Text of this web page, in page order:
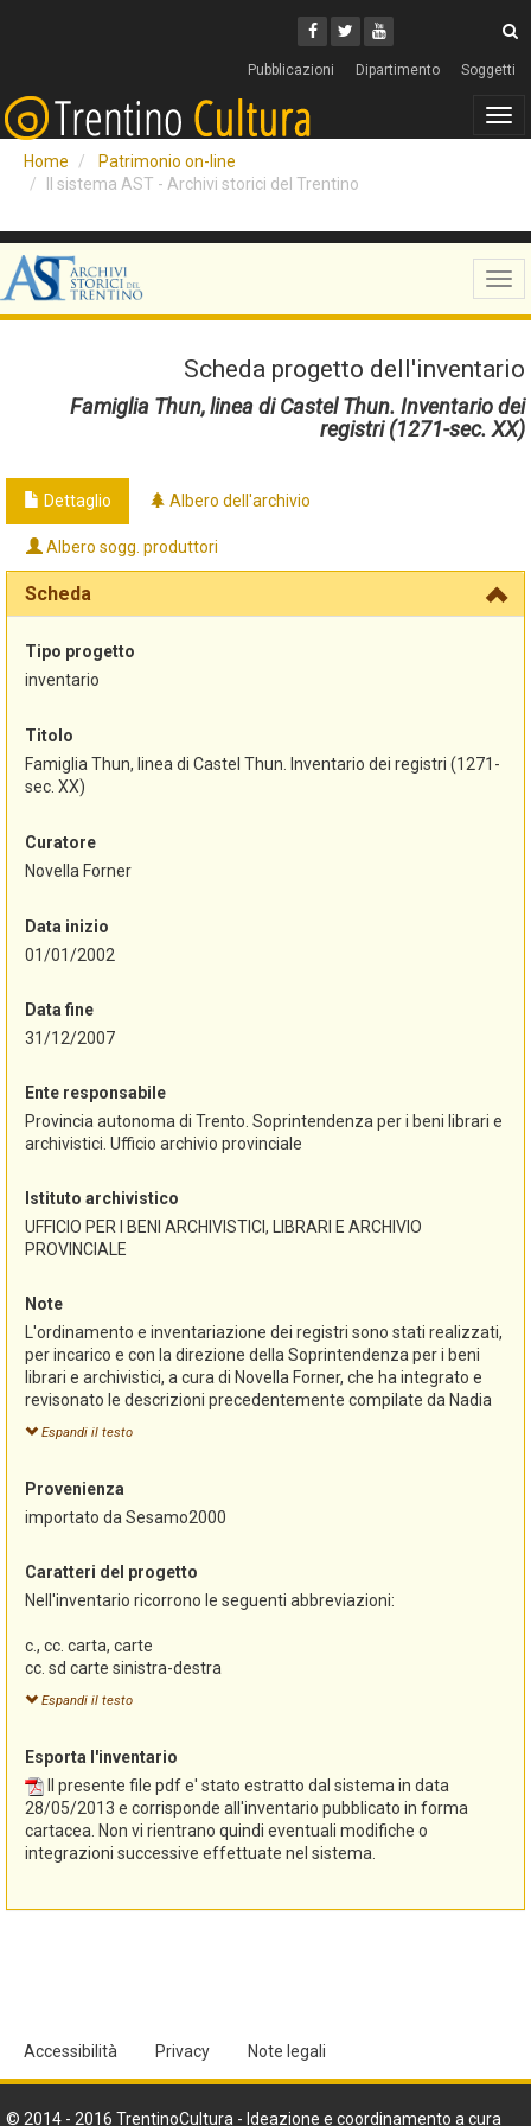
Facebook
Twitter
Youtube
Pubblicazioni Dipartimento Soggetti
Home
Patrimonio on-line
Il sistema AST - Archivi storici del Trentino
Scheda progetto dell'inventario
Famiglia Thun, linea di Castel Thun. Inventario dei
registri (1271-sec. XX)
Dettaglio Albero dell'archivio
Albero sogg. produttori
Scheda
Tipo progetto
inventario
Titolo
Famiglia Thun, linea di Castel Thun. Inventario dei registri (1271-
sec. XX)
Curatore
Novella Forner
Data inizio
01/01/2002
Data fine
31/12/2007
Ente responsabile
Provincia autonoma di Trento. Soprintendenza per i beni librari e
archivistici. Ufficio archivio provinciale
Istituto archivistico
UFFICIO PER I BENI ARCHIVISTICI, LIBRARI E ARCHIVIO
PROVINCIALE
Note
L'ordinamento e inventariazione dei registri sono stati realizzati,
per incarico e con la direzione della Soprintendenza per i beni
librari e archivistici, a cura di Novella Forner, che ha integrato e
revisonato le descrizioni precedentemente compilate da Nadia
Mattivi, Monica Paoli, Christine Roilo, Cristina Sadler.
L'inventario, redatto originariamente con il programma
"Sesamo 2000" e pubblicato in questo formato nella sezione
riservata agli archivi del portale Trentinocultura
del Trentino e la conseguente revisione dei dati sono state
curate dalla Soprintendenza per i beni librari e archeologici con
secondo le norme di "Sistema informativo degli archivi storici del
Trentino. Manuale-guida per l'inserimento dei dati", Trento, 2006.
Espandi il testo
Provenienza
importato da Sesamo2000
Caratteri del progetto
Nell'inventario ricorrono le seguenti abbreviazioni:
c., cc. carta, carte
cc. sd carte sinistra-destra
d destra
ex. exeunte
n. numero
nn. non numerate
p., pp. pagina, pagine
r recto
s sinistra
tit. int. titolo interno
Espandi il testo
Esporta l'inventario
Il presente file pdf e' stato estratto dal sistema in data
28/05/2013 e corrisponde all'inventario pubblicato in forma
cartacea. Non vi rientrano quindi eventuali modifiche o
integrazioni successive effettuate nel sistema.
Accessibilità Privacy Note legali
© 2014 - 2016 TrentinoCultura - Ideazione e coordinamento a cura